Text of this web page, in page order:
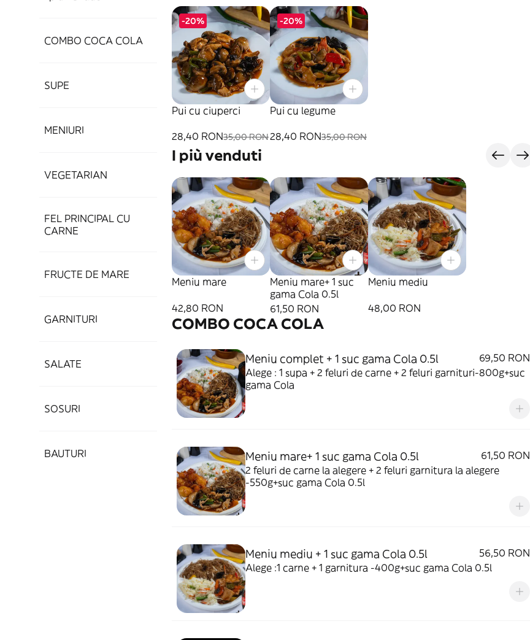
COMBO COCA COLA
SUPE
MENIURI
VEGETARIAN
FEL PRINCIPAL CU
CARNE
FRUCTE DE MARE
GARNITURI
SALATE
SOSURI
BAUTURI
-20%
Pui cu ciuperci
28,40 RON35,00 RON
-20%
Pui cu legume
28,40 RON35,00 RON
I più venduti
Meniu mare
42,80 RON
Meniu mare+ 1 suc
gama Cola 0.5l
61,50 RON
Meniu mediu
48,00 RON
COMBO COCA COLA
Meniu complet + 1 suc gama Cola 0.5l
69,50 RON
Alege : 1 supa + 2 feluri de carne + 2 feluri garnituri-800g+suc
gama Cola
Meniu mare+ 1 suc gama Cola 0.5l
61,50 RON
2 feluri de carne la alegere + 2 feluri garnitura la alegere
-550g+suc gama Cola 0.5l
Meniu mediu + 1 suc gama Cola 0.5l
56,50 RON
Alege :1 carne + 1 garnitura -400g+suc gama Cola 0.5l